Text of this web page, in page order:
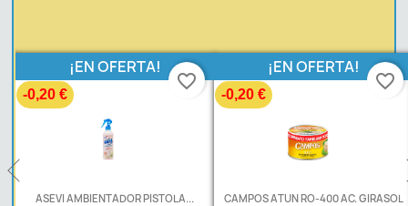
ASEVI AMBIENTADOR PISTOLA...
¡EN OFERTA!
-0,20 €
favorite_border
CAMPOS ATUN RO-400 AC. GIRASOL
¡EN OFERTA!
-0,20 €
favorite_border